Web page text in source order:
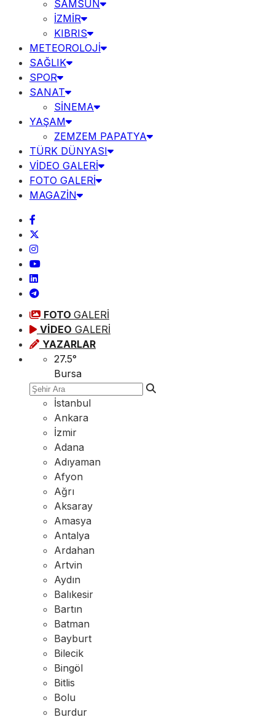
SAMSUN
İZMİR
KIBRIS
METEOROLOJİ
SAĞLIK
SPOR
SANAT
SİNEMA
YAŞAM
ZEMZEM PAPATYA
TÜRK DÜNYASI
VİDEO GALERİ
FOTO GALERİ
MAGAZİN
FOTO GALERİ
VİDEO GALERİ
YAZARLAR
27.5°
Bursa
İstanbul
Ankara
İzmir
Adana
Adıyaman
Afyon
Ağrı
Aksaray
Amasya
Antalya
Ardahan
Artvin
Aydın
Balıkesir
Bartın
Batman
Bayburt
Bilecik
Bingöl
Bitlis
Bolu
Burdur